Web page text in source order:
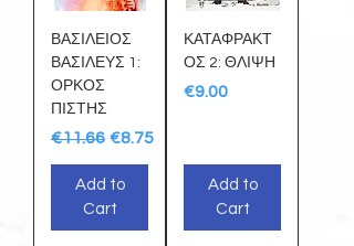
ΒΑΣΙΛΕΙΟΣ
ΒΑΣΙΛΕΥΣ 1:
ΟΡΚΟΣ
ΠΙΣΤΗΣ
Regular Price
€11.66 Sale Price
€8.75
Add to
Cart
ΚΑΤΑΦΡΑΚΤ
ΟΣ 2: ΘΛΙΨΗ
Price
€9.00
Add to
Cart